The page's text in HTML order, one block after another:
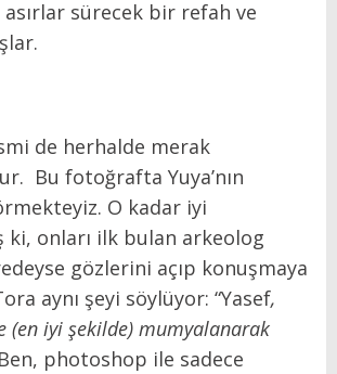
sürecek bir refah ve
de herhalde merak
Bu fotoğrafta Yuya’nın
O kadar iyi
ki, onları ilk bulan arkeolog
gözlerini açıp konuşmaya
aynı şeyi söylüyor: “Yasef,
(en iyi şekilde) mumyalanarak
photoshop ile sadece